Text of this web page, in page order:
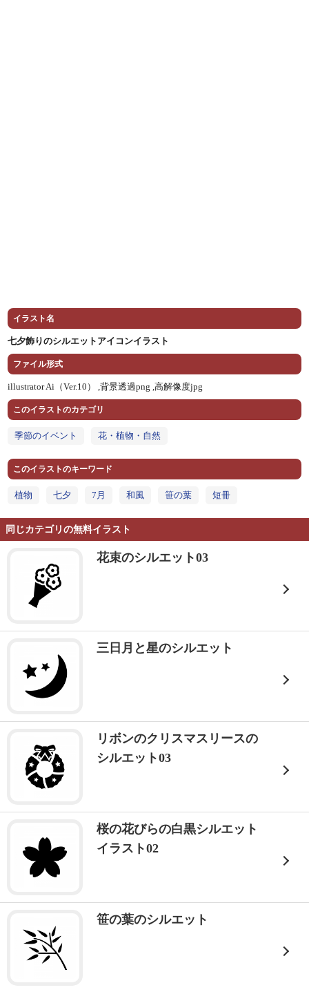
イラスト名
七夕飾りのシルエットアイコンイラスト
ファイル形式
illustrator Ai（Ver.10） ,背景透過png ,高解像度jpg
このイラストのカテゴリ
季節のイベント 花・植物・自然
このイラストのキーワード
植物 七夕 7月 和風 笹の葉 短冊
同じカテゴリの無料イラスト
花束のシルエット03
三日月と星のシルエット
リボンのクリスマスリースの
シルエット03
桜の花びらの白黒シルエット
イラスト02
笹の葉のシルエット